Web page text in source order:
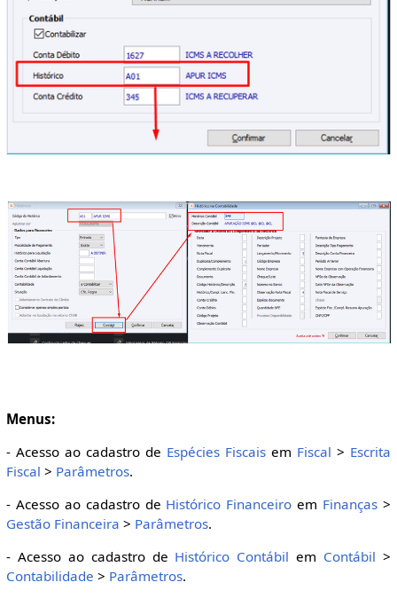
Menus:
- Acesso ao cadastro de Espécies Fiscais em Fiscal > Escrita
Fiscal > Parâmetros.
- Acesso ao cadastro de Histórico Financeiro em Finanças >
Gestão Financeira > Parâmetros.
- Acesso ao cadastro de Histórico Contábil em Contábil >
Contabilidade > Parâmetros.